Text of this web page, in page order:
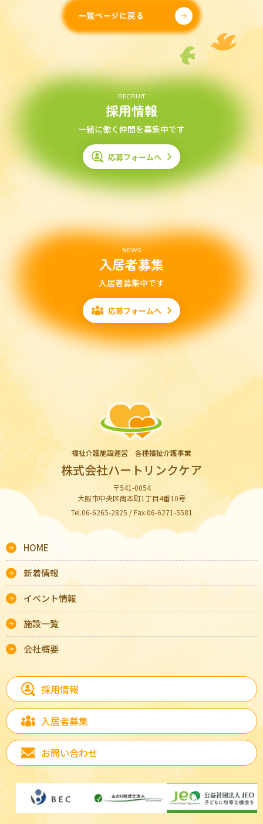
一覧ページに戻る
RECRUIT
採用情報
一緒に働く仲間を募集中です
応募フォームへ
NEWS
入居者募集
入居者募集中です
応募フォームへ
福祉介護施設運営 各種福祉介護事業
株式会社ハートリンクケア
〒541-0054
大阪市中央区南本町1丁目4番10号
Tel.06-6265-2825 / Fax.06-6271-5581
HOME
新着情報
イベント情報
施設一覧
会社概要
採用情報
入居者募集
お問い合わせ